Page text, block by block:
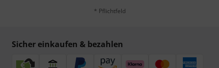
* Pflichtfeld
Sicher einkaufen & bezahlen